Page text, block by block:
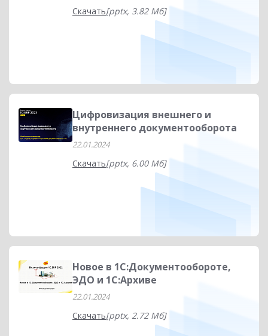
Скачать[pptx, 3.82 Мб]
Цифровизация внешнего и
внутреннего документооборота
22.01.2024
Скачать[pptx, 6.00 Мб]
Новое в 1С:Документообороте,
ЭДО и 1С:Архиве
22.01.2024
Скачать[pptx, 2.72 Мб]